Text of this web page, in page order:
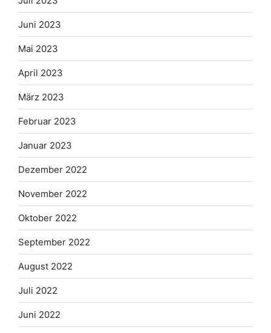
Juni 2023
Mai 2023
April 2023
März 2023
Februar 2023
Januar 2023
Dezember 2022
November 2022
Oktober 2022
September 2022
August 2022
Juli 2022
Juni 2022